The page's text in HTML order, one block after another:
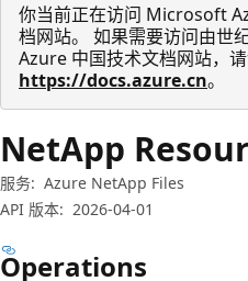
你当前正在访问 Microsoft
档网站。 如果需要访问由世
Azure 中国技术文档网站，
https://docs.azure.cn。
NetApp
服务: Azure NetApp Files
API 版本: 2026-04-01
Operations